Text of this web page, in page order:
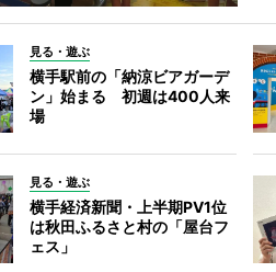
見る・遊ぶ
横手駅前の「納涼ビアガーデ
ン」始まる 初週は400人来
場
見る・遊ぶ
横手経済新聞・上半期PV1位
は秋田ふるさと村の「屋台フ
ェス」